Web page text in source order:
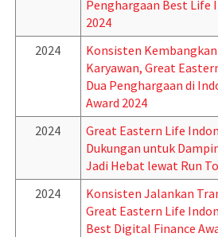
Penghargaan Best Life
2024
2024
Konsisten
Karyawan, Great
Dua Penghargaan di
Award 2024
2024
Great Eastern Life
Dukungan untuk
Jadi Hebat lewat Run
2024
Konsisten Jalankan
Great Eastern Life
Best Digital Finance